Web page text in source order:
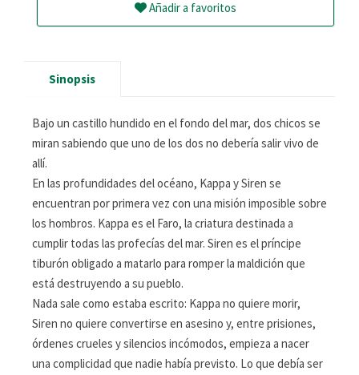
Añadir a favoritos
Sinopsis
Bajo un castillo hundido en el fondo del mar, dos chicos se
miran sabiendo que uno de los dos no debería salir vivo de
allí.
En las profundidades del océano, Kappa y Siren se
encuentran por primera vez con una misión imposible sobre
los hombros. Kappa es el Faro, la criatura destinada a
cumplir todas las profecías del mar. Siren es el príncipe
tiburón obligado a matarlo para romper la maldición que
está destruyendo a su pueblo.
Nada sale como estaba escrito: Kappa no quiere morir,
Siren no quiere convertirse en asesino y, entre prisiones,
órdenes crueles y silencios incómodos, empieza a nacer
una complicidad que nadie había previsto. Lo que debía ser